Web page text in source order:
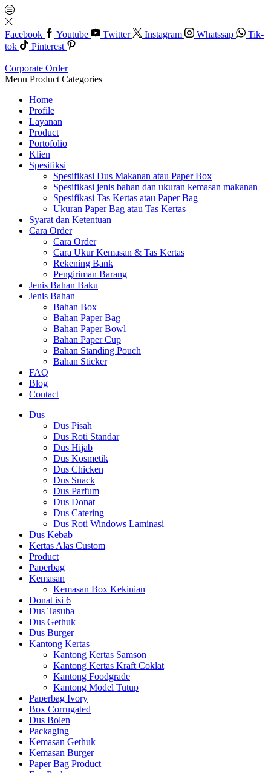
Facebook Youtube Twitter Instagram Whatssap
Tik-
tok
Pinterest
Corporate Order
Menu Product Categories
Home
Profile
Layanan
Product
Portofolio
Klien
Spesifiksi
Spesifikasi Dus Makanan atau Paper Box
Spesifikasi jenis bahan dan ukuran kemasan makanan
Spesifikasi Tas Kertas atau Paper Bag
Ukuran Paper Bag atau Tas Kertas
Syarat dan Ketentuan
Cara Order
Cara Order
Cara Ukur Kemasan & Tas Kertas
Rekening Bank
Pengiriman Barang
Jenis Bahan Baku
Jenis Bahan
Bahan Box
Bahan Paper Bag
Bahan Paper Bowl
Bahan Paper Cup
Bahan Standing Pouch
Bahan Sticker
FAQ
Blog
Contact
Dus
Dus Pisah
Dus Roti Standar
Dus Hijab
Dus Kosmetik
Dus Chicken
Dus Snack
Dus Parfum
Dus Donat
Dus Catering
Dus Roti Windows Laminasi
Dus Kebab
Kertas Alas Custom
Product
Paperbag
Kemasan
Kemasan Box Kekinian
Donat isi 6
Dus Tasuba
Dus Gethuk
Dus Burger
Kantong Kertas
Kantong Kertas Samson
Kantong Kertas Kraft Coklat
Kantong Foodgrade
Kantong Model Tutup
Paperbag Ivory
Box Corrugated
Dus Bolen
Packaging
Kemasan Gethuk
Kemasan Burger
Paper Bag Product